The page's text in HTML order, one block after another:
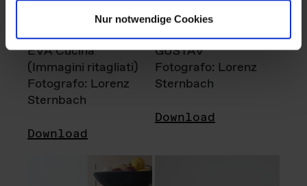
Nur notwendige Cookies
EVA Cucina
(Immagini ritagliati)
Fotografo: Lorenz
Sternbach
Download
GUSTAV
Fotografo: Lorenz
Sternbach
Download